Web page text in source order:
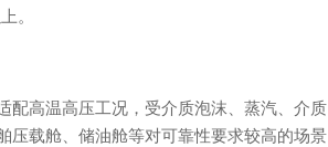
。
配高温高压工况，受介质泡沫、蒸汽、介质
压载舱、储油舱等对可靠性要求较高的场景